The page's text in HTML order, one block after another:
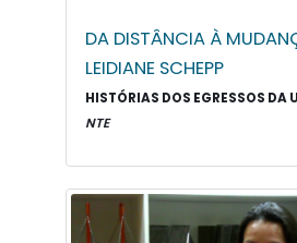
DA DISTÂNCIA À
LEIDIANE SCHEPP
HISTÓRIAS DOS EGRESSOS DA
NTE